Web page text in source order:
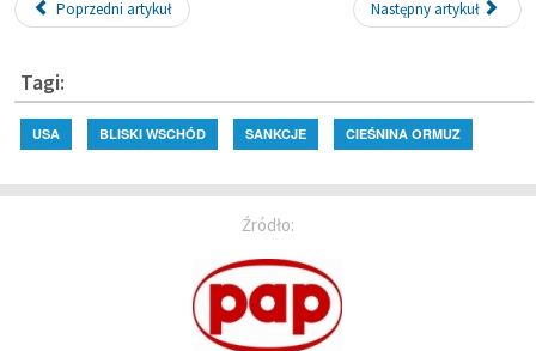
Poprzedni artykuł Następny artykuł
Tagi:
USA BLISKI WSCHÓD SANKCJE CIEŚNINA ORMUZ
Źródło: